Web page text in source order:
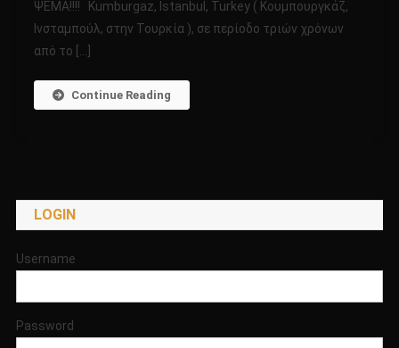
ΤΟΥΣ
ΓΚΡΙΖΟΥΣ!!!!
ΨΕΜΑ!!!!
ΨΕΜΑ!!!! Kumburgaz, Istanbul, Turkey ( Kουμπουργκάζ,
Ινσταμπούλ, στην Τουρκία ), σε περίοδο τριών χρόνων
από το […]
Continue Reading
LOGIN
Username
Password